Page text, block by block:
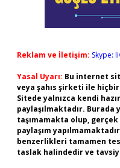
Reklam ve İletişim: Skype:
Yasal Uyarı: Bu internet
veya şahıs şirketi ile
Sitede yalnızca kendi
paylaşılmaktadır.
taşımamakta olup,
paylaşım
benzerlikleri tamamen
taslak halindedir ve